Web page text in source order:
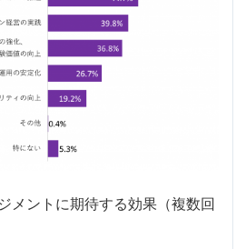
メントに期待する効果（複数回